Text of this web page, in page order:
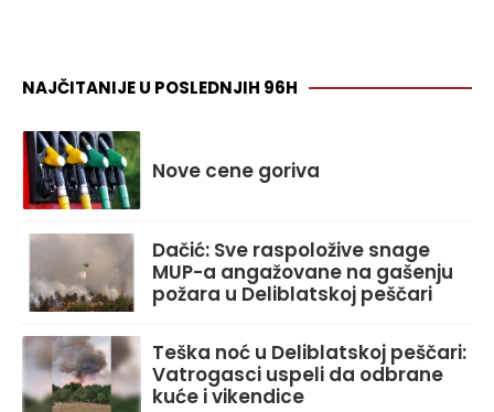
NAJČITANIJE U POSLEDNJIH 96H
Nove cene goriva
Dačić: Sve raspoložive snage
MUP-a angažovane na gašenju
požara u Deliblatskoj peščari
Teška noć u Deliblatskoj peščari:
Vatrogasci uspeli da odbrane
kuće i vikendice